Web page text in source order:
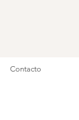
Contacto